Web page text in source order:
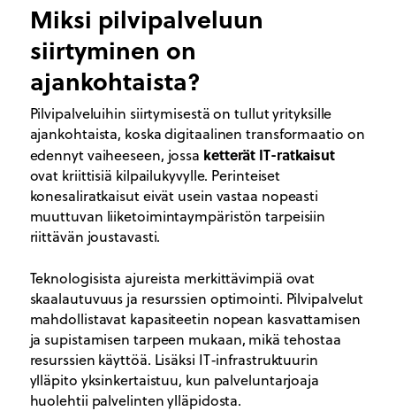
Miksi pilvipalveluun
siirtyminen on
ajankohtaista?
Pilvipalveluihin siirtymisestä on tullut yrityksille
ajankohtaista, koska digitaalinen transformaatio on
edennyt vaiheeseen, jossa ketterät IT-ratkaisut
ovat kriittisiä kilpailukyvylle. Perinteiset
konesaliratkaisut eivät usein vastaa nopeasti
muuttuvan liiketoimintaympäristön tarpeisiin
riittävän joustavasti.
Teknologisista ajureista merkittävimpiä ovat
skaalautuvuus ja resurssien optimointi. Pilvipalvelut
mahdollistavat kapasiteetin nopean kasvattamisen
ja supistamisen tarpeen mukaan, mikä tehostaa
resurssien käyttöä. Lisäksi IT-infrastruktuurin
ylläpito yksinkertaistuu, kun palveluntarjoaja
huolehtii palvelinten ylläpidosta.